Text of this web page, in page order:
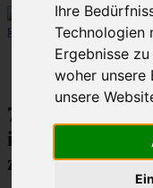
Ihre
Technologien
Ergebnisse
woher unsere
unsere
größeres Bild
Artikelnummer:
831 Stück auf
7,20 €
inkl. 19%
zzgl.